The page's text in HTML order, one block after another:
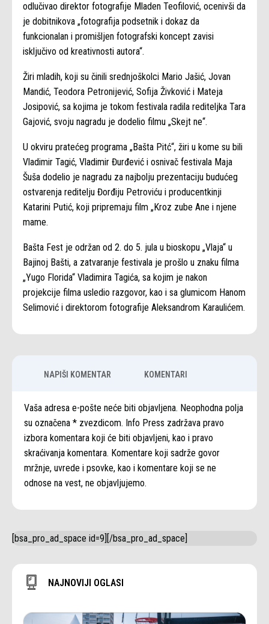
odlučivao direktor fotografije Mladen Teofilović, ocenivši da
je dobitnikova „fotografija podsetnik i dokaz da
funkcionalan i promišljen fotografski koncept zavisi
isključivo od kreativnosti autora“.
Žiri mladih, koji su činili srednjoškolci Mario Jašić, Jovan
Mandić, Teodora Petronijević, Sofija Živković i Mateja
Josipović, sa kojima je tokom festivala radila rediteljka Tara
Gajović, svoju nagradu je dodelio filmu „Skejt ne“.
U okviru pratećeg programa „Bašta Pitć“, žiri u kome su bili
Vladimir Tagić, Vladimir Đurđević i osnivač festivala Maja
Šuša dodelio je nagradu za najbolju prezentaciju budućeg
ostvarenja reditelju Đorđiju Petroviću i producentkinji
Katarini Putić, koji pripremaju film „Kroz zube Ane i njene
mame.
Bašta Fest je održan od 2. do 5. jula u bioskopu „Vlaja“ u
Bajinoj Bašti, a zatvaranje festivala je prošlo u znaku filma
„Yugo Florida“ Vladimira Tagića, sa kojim je nakon
projekcije filma usledio razgovor, kao i sa glumicom Hanom
Selimović i direktorom fotografije Aleksandrom Karaulićem.
NAPIŠI KOMENTAR KOMENTARI
Vaša adresa e-pošte neće biti objavljena. Neophodna polja
su označena * zvezdicom. Info Press zadržava pravo
izbora komentara koji će biti objavljeni, kao i pravo
skraćivanja komentara. Komentare koji sadrže govor
mržnje, uvrede i psovke, kao i komentare koji se ne
odnose na vest, ne objavljujemo.
[bsa_pro_ad_space id=9][/bsa_pro_ad_space]
NAJNOVIJI OGLASI